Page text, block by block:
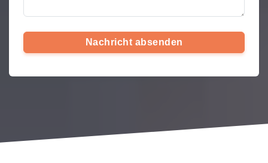
Nachricht absenden